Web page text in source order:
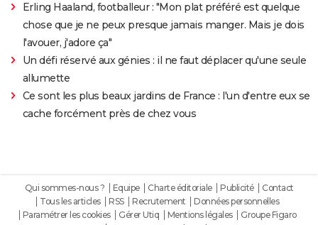
Erling Haaland, footballeur : "Mon plat préféré est quelque
chose que je ne peux presque jamais manger. Mais je dois
l'avouer, j'adore ça"
Un défi réservé aux génies : il ne faut déplacer qu'une seule
allumette
Ce sont les plus beaux jardins de France : l'un d'entre eux se
cache forcément près de chez vous
Qui sommes-nous ? Equipe Charte éditoriale Publicité
Contact
Tous les articles
RSS Recrutement
Données personnelles
Paramétrer les cookies
Gérer Utiq Mentions légales
Groupe Figaro